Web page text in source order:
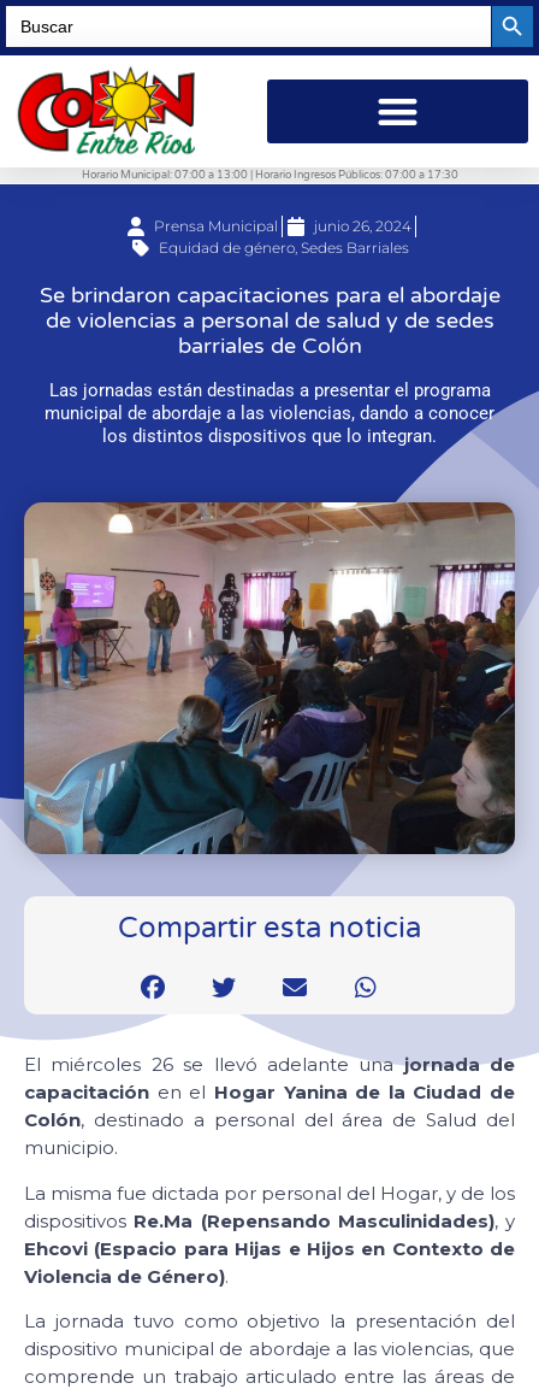
Search
for:
Horario Municipal: 07:00 a 13:00 | Horario Ingresos Públicos: 07:00 a 17:30
Prensa Municipal
junio 26, 2024
Equidad de género, Sedes Barriales
Se brindaron capacitaciones para el abordaje
de violencias a personal de salud y de sedes
barriales de Colón
Las jornadas están destinadas a presentar el programa
municipal de abordaje a las violencias, dando a conocer
los distintos dispositivos que lo integran.
Compartir esta noticia
El miércoles 26 se llevó adelante unajornada de
capacitación en el Hogar Yanina de la Ciudad de
Colón, destinado a personal del área de Salud del
municipio.
La misma fue dictada por personal del Hogar, y de los
dispositivos Re.Ma (Repensando Masculinidades), y
Ehcovi (Espacio para Hijas e Hijos en Contexto de
Violencia de Género).
La jornada tuvo como objetivo la presentación del
dispositivo municipal de abordaje a las violencias, que
comprende un trabajo articulado entre las áreas de